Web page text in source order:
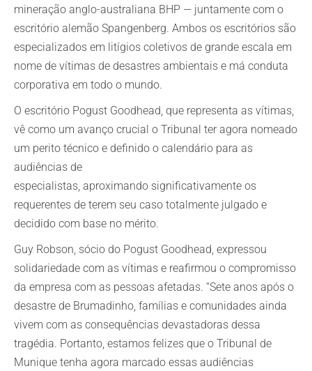
mineração anglo-australiana BHP — juntamente com o
escritório alemão Spangenberg. Ambos os escritórios são
especializados em litígios coletivos de grande escala em
nome de vítimas de desastres ambientais e má conduta
corporativa em todo o mundo.
O escritório Pogust Goodhead, que representa as vítimas,
vê como um avanço crucial o Tribunal ter agora nomeado
um perito técnico e definido o calendário para as
audiências de
especialistas, aproximando significativamente os
requerentes de terem seu caso totalmente julgado e
decidido com base no mérito.
Guy Robson, sócio do Pogust Goodhead, expressou
solidariedade com as vítimas e reafirmou o compromisso
da empresa com as pessoas afetadas. “Sete anos após o
desastre de Brumadinho, famílias e comunidades ainda
vivem com as consequências devastadoras dessa
tragédia. Portanto, estamos felizes que o Tribunal de
Munique tenha agora marcado essas audiências